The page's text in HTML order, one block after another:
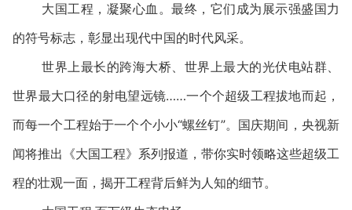
大国工程，凝聚心血。最终，它们成为展示强盛国力
的符号标志，彰显出现代中国的时代风采。
世界上最长的跨海大桥、世界上最大的光伏电站群、
世界最大口径的射电望远镜……一个个超级工程拔地而起，
而每一个工程始于一个个小小“螺丝钉”。国庆期间，央视新
闻将推出《大国工程》系列报道，带你实时领略这些超级工
程的壮观一面，揭开工程背后鲜为人知的细节。